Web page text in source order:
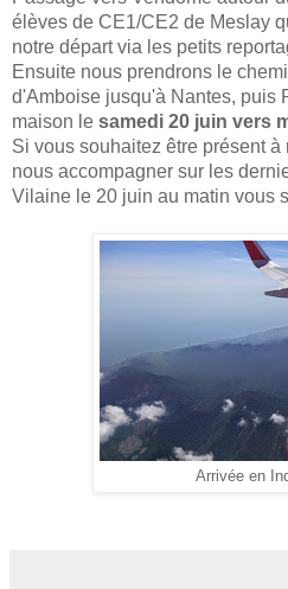
élèves de CE1/CE2 de Meslay
notre départ via les petits
Ensuite nous prendrons le
d'Amboise jusqu'à Nantes, puis
maison le samedi 20 juin vers
Si vous souhaitez être présent
nous accompagner sur les
Vilaine le 20 juin au matin vous
Arrivée en